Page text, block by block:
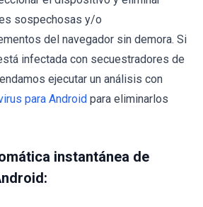
sospechosas y/o
del navegador sin demora. Si
infectada con secuestradores de
ejecutar un análisis con
para Android para eliminarlos
instantánea de